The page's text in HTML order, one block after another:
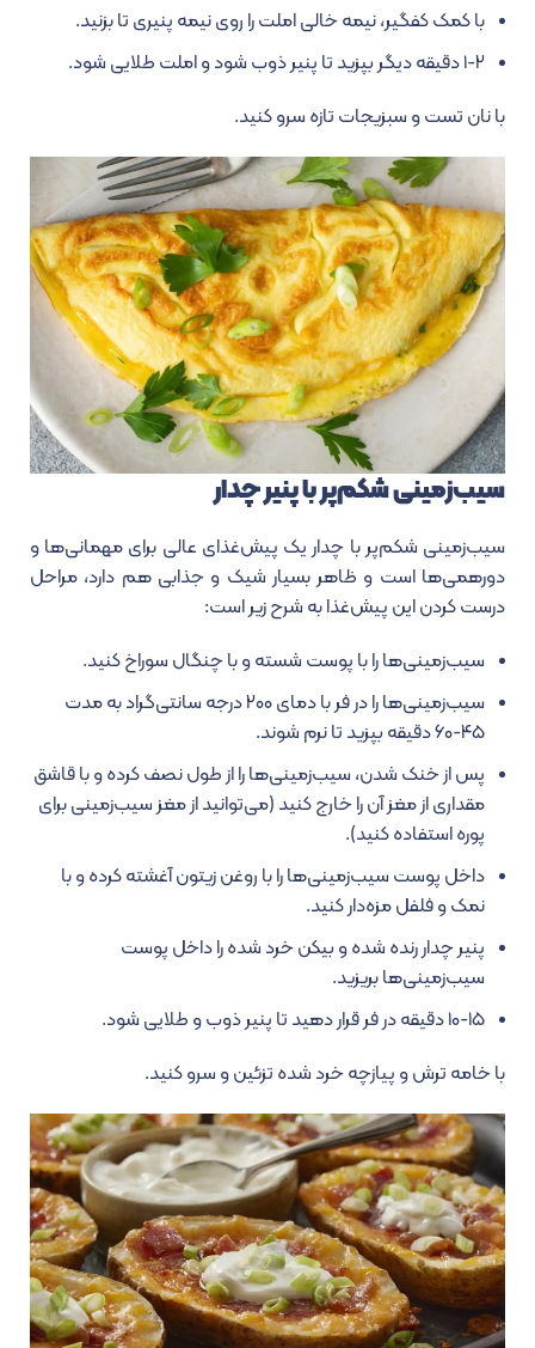
با کمک کفگیر، نیمه خالی املت را روی نیمه پنیری تا بزنید.
۱-۲ دقیقه دیگر بپزید تا پنیر ذوب شود و املت طلایی شود.
با نان تست و سبزیجات تازه سرو کنید.
سیب‌زمینی شکم‌پر با پنیر چدار
سیب‌زمینی شکم‌پر با چدار یک پیش‌غذای عالی برای مهمانی‌ها و
دورهمی‌ها است و ظاهر بسیار شیک و جذابی هم دارد، مراحل
درست کردن این پیش‌غذا به شرح زیر است:
سیب‌زمینی‌ها را با پوست شسته و با چنگال سوراخ کنید.
سیب‌زمینی‌ها را در فر با دمای ۲۰۰ درجه سانتی‌گراد به مدت
۴۵-۶۰ دقیقه بپزید تا نرم شوند.
پس از خنک شدن، سیب‌زمینی‌ها را از طول نصف کرده و با قاشق
مقداری از مغز آن را خارج کنید (می‌توانید از مغز سیب‌زمینی برای
پوره استفاده کنید).
داخل پوست سیب‌زمینی‌ها را با روغن زیتون آغشته کرده و با
نمک و فلفل مزه‌دار کنید.
پنیر چدار رنده شده و بیکن خرد شده را داخل پوست
سیب‌زمینی‌ها بریزید.
۱۰-۱۵ دقیقه در فر قرار دهید تا پنیر ذوب و طلایی شود.
با خامه ترش و پیازچه خرد شده تزئین و سرو کنید.